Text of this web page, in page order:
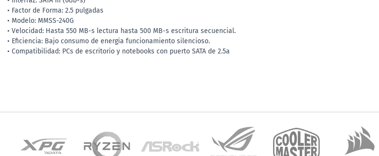
• Factor de Forma: 2.5 pulgadas
• Modelo: MMSS-240G
• Velocidad: Hasta 550 MB-s lectura hasta 500 MB-s escritura secuencial.
• Eficiencia: Bajo consumo de energia funcionamiento silencioso.
• Compatibilidad: PCs de escritorio y notebooks con puerto SATA de 2.5a